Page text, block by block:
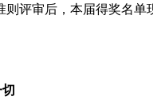
评审后，本届得奖名